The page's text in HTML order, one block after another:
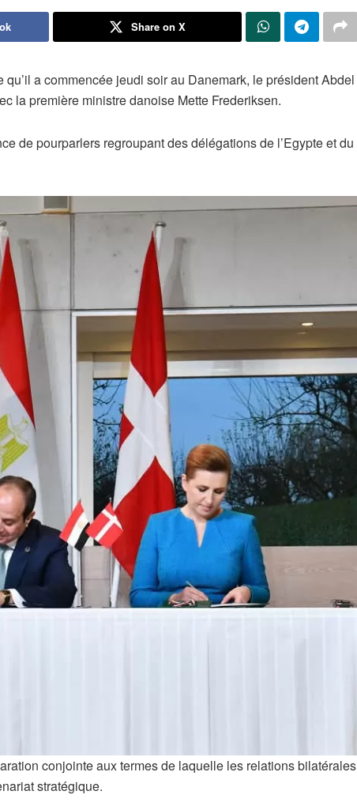
Share on X
a commencée jeudi soir au Danemark, le président Abdel
la première ministre danoise Mette Frederiksen.
de pourparlers regroupant des délégations de l’Egypte et du
conjointe aux termes de laquelle les relations bilatérales
stratégique.